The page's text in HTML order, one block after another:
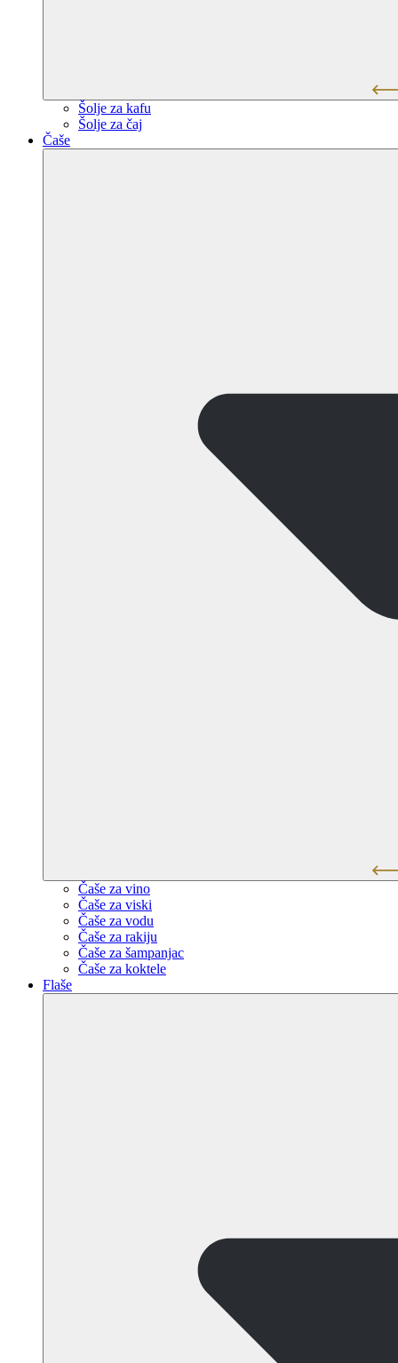
Šolje za kafu
Šolje za čaj
Čaše
Čaše za vino
Čaše za viski
Čaše za vodu
Čaše za rakiju
Čaše za šampanjac
Čaše za koktele
Flaše